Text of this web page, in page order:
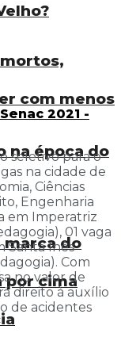
com menos
marca do
por cima
na época do
2021 -
seletivo para o
na cidade de
Ciências
Engenharia
em Imperatriz
01 vaga
Santa Inês
Com
no valor de
direito à auxílio
de acidentes